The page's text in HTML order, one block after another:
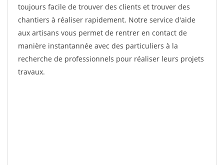
toujours facile de trouver des clients et trouver des
chantiers à réaliser rapidement. Notre service d'aide
aux artisans vous permet de rentrer en contact de
manière instantannée avec des particuliers à la
recherche de professionnels pour réaliser leurs projets
travaux.